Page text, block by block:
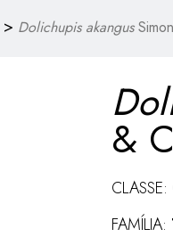
> Dolichupis akangus
&
FAMÍLIA: